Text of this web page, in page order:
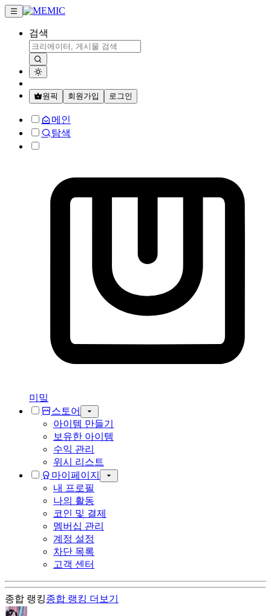
검색
원픽 회원가입 로그인
메인
탐색
미밐
스토어
아이템 만들기
보유한 아이템
수익 관리
위시 리스트
마이페이지
내 프로필
나의 활동
코인 및 결제
멤버십 관리
계정 설정
차단 목록
고객 센터
종합 랭킹종합 랭킹 더보기